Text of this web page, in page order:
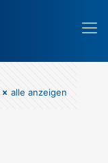
alle anzeigen